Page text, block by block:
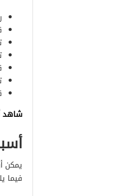
شاهد
يمكن
فيما